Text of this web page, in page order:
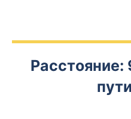
Расстояние: